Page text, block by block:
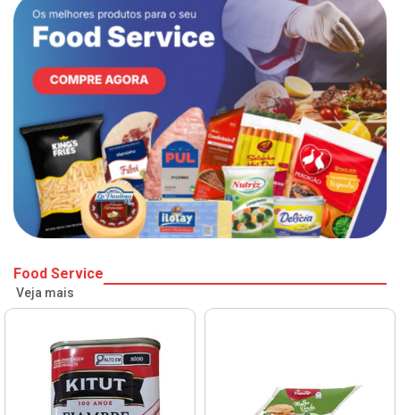
Food Service
Veja mais